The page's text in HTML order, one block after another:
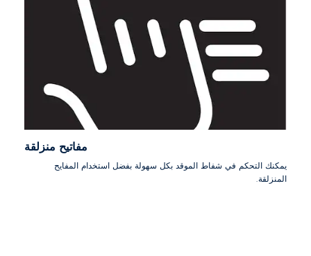
مفاتيح منزلقة
يمكنك التحكم في شفاط الموقد بكل سهولة بفضل استخدام المفايح
المنزلقة.